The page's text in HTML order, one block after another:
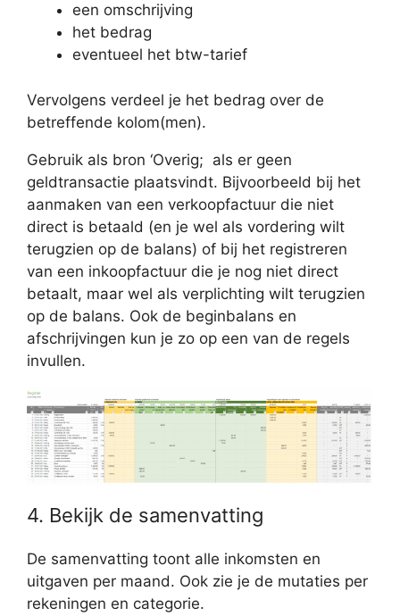
een omschrijving
het bedrag
eventueel het btw-tarief
Vervolgens verdeel je het bedrag over de
betreffende kolom(men).
Gebruik als bron ‘Overig; als er geen
geldtransactie plaatsvindt. Bijvoorbeeld bij het
aanmaken van een verkoopfactuur die niet
direct is betaald (en je wel als vordering wilt
terugzien op de balans) of bij het registreren
van een inkoopfactuur die je nog niet direct
betaalt, maar wel als verplichting wilt terugzien
op de balans. Ook de beginbalans en
afschrijvingen kun je zo op een van de regels
invullen.
4. Bekijk de samenvatting
De samenvatting toont alle inkomsten en
uitgaven per maand. Ook zie je de mutaties per
rekeningen en categorie.